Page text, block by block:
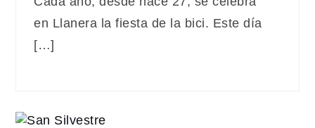
en Llanera la fiesta de la bici. Este día
[…]